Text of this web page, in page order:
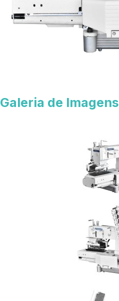
Galeria de Imagens